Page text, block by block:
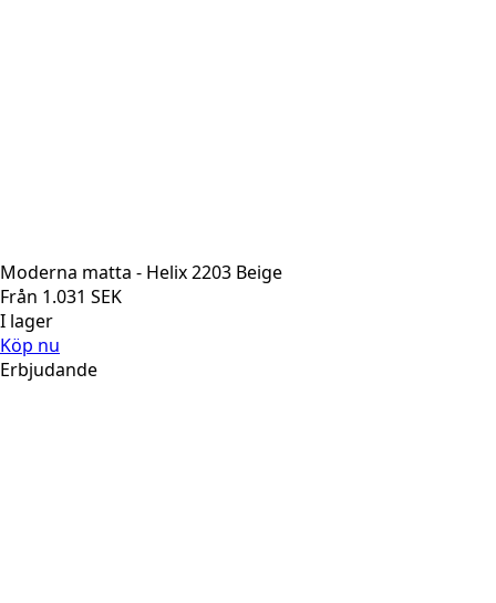
Moderna matta - Helix 2203 Beige
Från 1.031 SEK
I lager
Köp nu
Erbjudande